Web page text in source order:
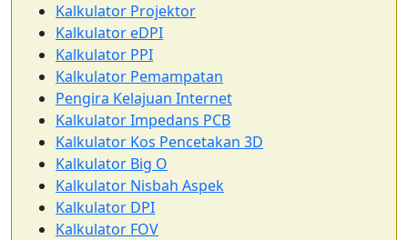
Kalkulator Projektor
Kalkulator eDPI
Kalkulator PPI
Kalkulator Pemampatan
Pengira Kelajuan Internet
Kalkulator Impedans PCB
Kalkulator Kos Pencetakan 3D
Kalkulator Big O
Kalkulator Nisbah Aspek
Kalkulator DPI
Kalkulator FOV